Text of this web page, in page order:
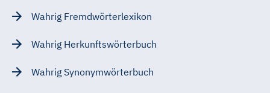
Wahrig Fremdwörterlexikon
Wahrig Herkunftswörterbuch
Wahrig Synonymwörterbuch